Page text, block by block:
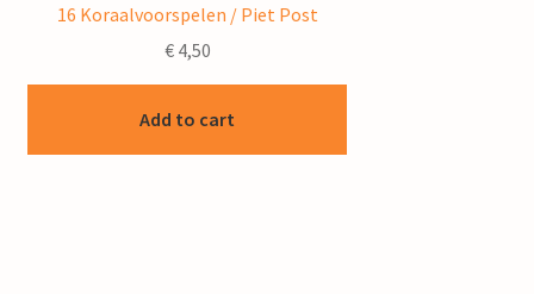
16 Koraalvoorspelen / Piet Post
€4,50
Add to cart